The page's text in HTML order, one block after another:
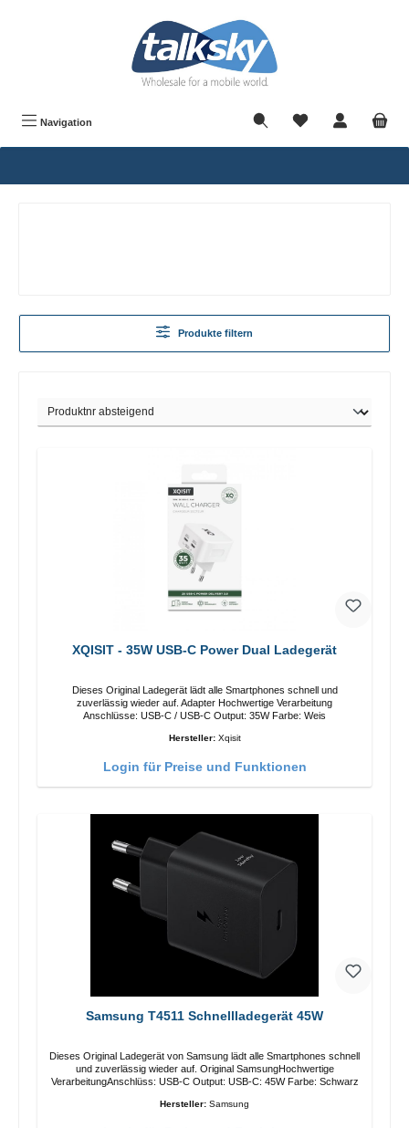
Navigation
Produkte filtern
XQISIT - 35W USB-C Power Dual Ladegerät
Dieses Original Ladegerät lädt alle Smartphones schnell und
zuverlässig wieder auf. Adapter Hochwertige Verarbeitung
Anschlüsse: USB-C / USB-C Output: 35W Farbe: Weis
Hersteller: Xqisit
Login für Preise und Funktionen
Samsung T4511 Schnellladegerät 45W
Dieses Original Ladegerät von Samsung lädt alle Smartphones schnell
und zuverlässig wieder auf. Original SamsungHochwertige
VerarbeitungAnschlüss: USB-C Output: USB-C: 45W Farbe: Schwarz
Hersteller: Samsung